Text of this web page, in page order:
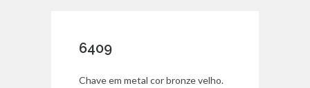
6409
Chave em metal cor bronze velho.